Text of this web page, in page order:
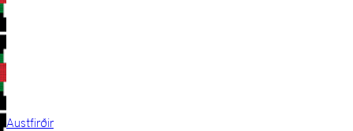
Austfirðir